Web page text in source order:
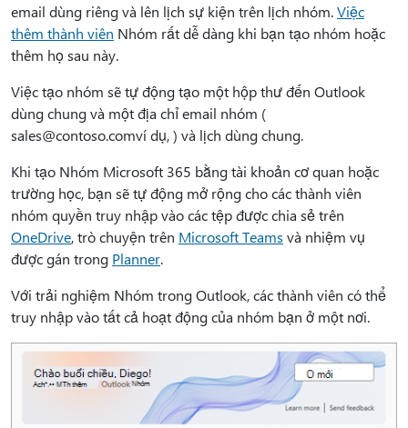
email dùng riêng và lên lịch sự kiện trên lịch nhóm.Việc
thêm thành viên Nhóm rất dễ dàng khi bạn tạo nhóm hoặc
thêm họ sau này.
Việc tạo nhóm sẽ tự động tạo một hộp thư đến Outlook
dùng chung và một địa chỉ email nhóm (
sales@contoso.comví dụ, ) và lịch dùng chung.
Khi tạo Nhóm Microsoft 365 bằng tài khoản cơ quan hoặc
trường học, bạn sẽ tự động mở rộng cho các thành viên
nhóm quyền truy nhập vào các tệp được chia sẻ trên
OneDrive, trò chuyện trên Microsoft Teams và nhiệm vụ
được gán trong Planner.
Với trải nghiệm Nhóm trong Outlook, các thành viên có thể
truy nhập vào tất cả hoạt động của nhóm bạn ở một nơi.